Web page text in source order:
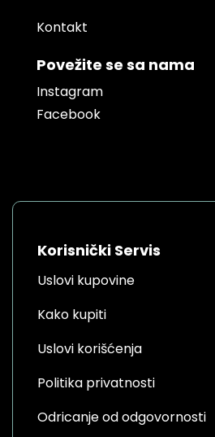
Kontakt
Povežite se sa nama
Instagram
Facebook
Korisnički Servis
Uslovi kupovine
Kako kupiti
Uslovi korišćenja
Politika privatnosti
Odricanje od odgovornosti